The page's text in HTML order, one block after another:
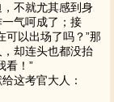
不就尤其感到身
气呵成了；接
可以出场了吗？”那
却连头也都没抬
看！”
这考官大人：